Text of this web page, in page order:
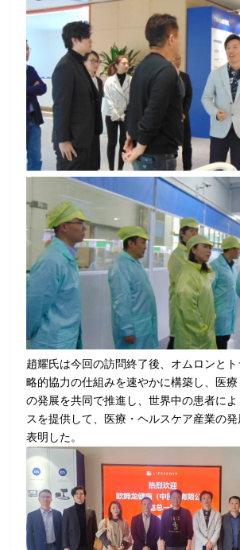
趙耀氏は今回の訪問終了後、オムロンと
略的協力の仕組みを速やかに構築し、医
の発展を共同で推進し、世界中の患者に
スを提供して、医療・ヘルスケア産業の
表明した。